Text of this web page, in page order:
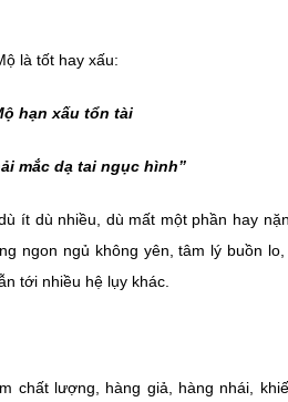
là tốt hay xấu:
hạn xấu tổn tài
mắc dạ tai ngục hình”
ít dù nhiều, dù mất một phần hay
ngon ngủ không yên, tâm lý buồn
tới nhiều hệ lụy khác.
chất lượng, hàng giả, hàng nhái,